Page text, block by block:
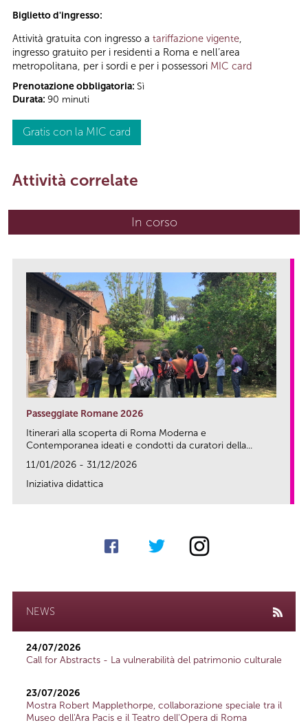
Biglietto d'ingresso:
Attività gratuita con ingresso a tariffazione vigente,
ingresso gratuito per i residenti a Roma e nell’area
metropolitana, per i sordi e per i possessori MIC card
Prenotazione obbligatoria: Sì
Durata: 90 minuti
Gratis con la MIC card
Attività correlate
In corso(scheda attiva)
Passeggiate Romane 2026
Itinerari alla scoperta di Roma Moderna e
Contemporanea ideati e condotti da curatori della...
11/01/2026 - 31/12/2026
Iniziativa didattica
NEWS
24/07/2026
Call for Abstracts - La vulnerabilità del patrimonio culturale
23/07/2026
Mostra Robert Mapplethorpe, collaborazione speciale tra il
Museo dell'Ara Pacis e il Teatro dell'Opera di Roma